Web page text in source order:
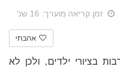
זמן קריאה מוערך: 16 שנ'
אהבתי
בציורי ילדים, ולכן לא